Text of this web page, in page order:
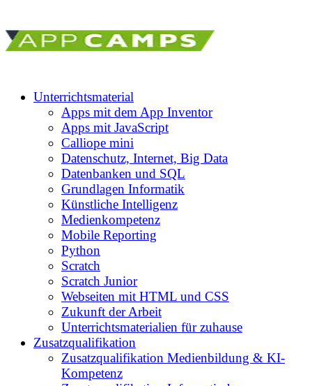
Unterrichtsmaterial
Apps mit dem App Inventor
Apps mit JavaScript
Calliope mini
Datenschutz, Internet, Big Data
Datenbanken und SQL
Grundlagen Informatik
Künstliche Intelligenz
Medienkompetenz
Mobile Reporting
Python
Scratch
Scratch Junior
Webseiten mit HTML und CSS
Zukunft der Arbeit
Unterrichtsmaterialien für zuhause
Zusatzqualifikation
Zusatzqualifikation Medienbildung & KI-
Kompetenz